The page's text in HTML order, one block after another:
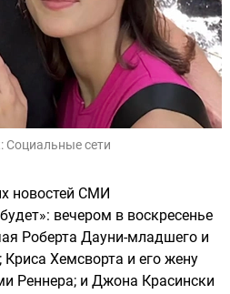
Социальные сети
новостей СМИ
вечером в воскресенье
Роберта Дауни-младшего и
Хемсворта и его жену
Реннера; и Джона Красински